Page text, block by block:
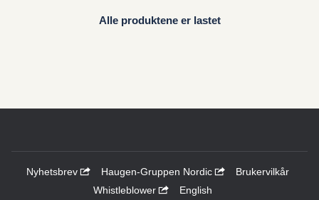
Alle produktene er lastet
Nyhetsbrev Haugen-Gruppen Nordic
Brukervilkår
Whistleblower
English